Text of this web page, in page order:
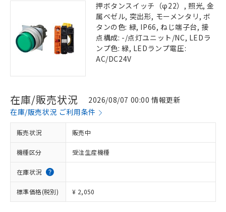
押ボタンスイッチ（φ22）, 照光, 金
属ベゼル, 突出形, モーメンタリ, ボ
タンの色: 緑, IP66, ねじ端子台, 接
点構成: -/点灯ユニット/NC, LEDラ
ンプ色: 緑, LEDランプ電圧:
AC/DC24V
在庫/販売状況
2026/08/07 00:00 情報更新
在庫/販売状況 ご利用条件
販売状況 販売中
機種区分 受注生産機種
在庫状況
標準価格(税別) ¥ 2,050